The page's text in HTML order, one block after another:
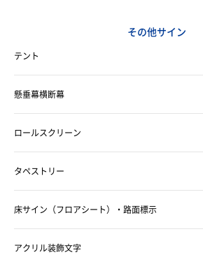
その他サイン
テント
懸垂幕横断幕
ロールスクリーン
タペストリー
床サイン（フロアシート）・路面標示
アクリル装飾文字